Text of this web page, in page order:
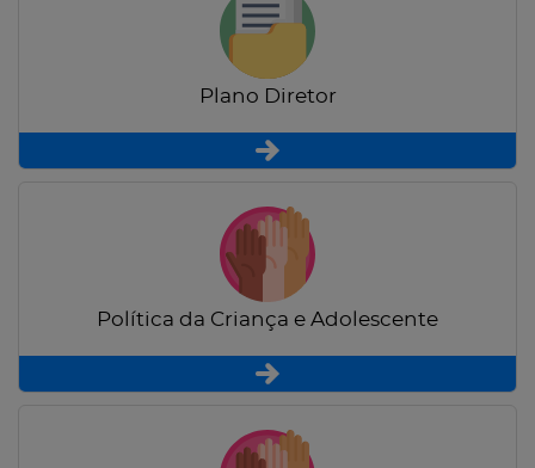
Plano Diretor
Política da Criança e Adolescente